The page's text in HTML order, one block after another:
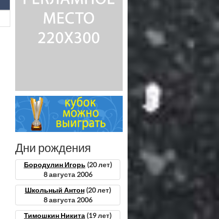
Дни рождения
Бородулин Игорь (20 лет)
8 августа 2006
Школьный Антон(20 лет)
8 августа 2006
Тимошкин Никита (19 лет)